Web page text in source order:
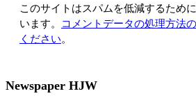
このサイトはスパムを低減するため
います。 コメントデータの処理方法
ください。
Newspaper HJW